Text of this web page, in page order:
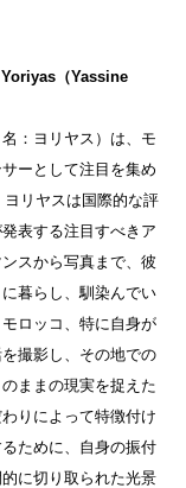
（Yassine
：ヨリヤス）は、モ
ーとして注目を集め
リヤスは国際的な評
表する注目すべきア
スから写真まで、彼
暮らし、馴染んでい
ロッコ、特に自身が
撮影し、その地での
ままの現実を捉えた
りによって特徴付け
ために、自身の振付
に切り取られた光景